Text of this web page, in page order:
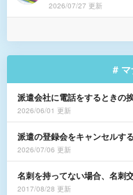
2026/07/27 更新
#
派遣会社に電話をするときの
2026/06/01 更新
派遣の登録会をキャンセルす
2026/07/06 更新
名刺を持ってない場合、名刺
2017/08/28 更新